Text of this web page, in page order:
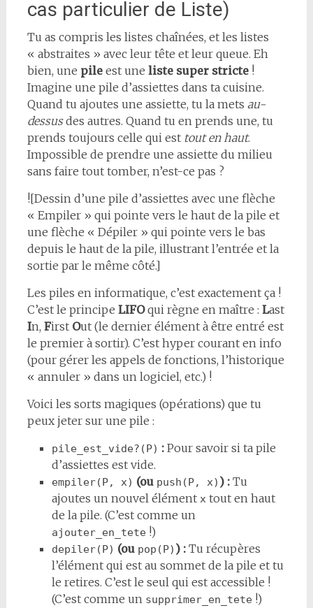
cas particulier de Liste)
Tu as compris les listes chaînées, et les listes
« abstraites » avec leur tête et leur queue. Eh
bien, une pileest une liste super stricte!
Imagine une pile d’assiettes dans ta cuisine.
Quand tu ajoutes une assiette, tu la mets au-
dessusdes autres. Quand tu en prends une, tu
prends toujours celle qui est tout en haut.
Impossible de prendre une assiette du milieu
sans faire tout tomber, n’est-ce pas ?
![Dessin d’une pile d’assiettes avec une flèche
« Empiler » qui pointe vers le haut de la pile et
une flèche « Dépiler » qui pointe vers le bas
depuis le haut de la pile, illustrant l’entrée et la
sortie par le même côté.]
Les piles en informatique, c’est exactement ça !
C’est le principe LIFOqui règne en maître : Last
In, First Out (le dernier élément à être entré est
le premier à sortir). C’est hyper courant en info
(pour gérer les appels de fonctions, l’historique
« annuler » dans un logiciel, etc.) !
Voici les sorts magiques (opérations) que tu
peux jeter sur une pile :
pile_est_vide?(P) :Pour savoir si ta pile
d’assiettes est vide.
empiler(P, x) (ou push(P, x) ) :Tu
ajoutes un nouvel élément xtout en haut
de la pile. (C’est comme un
ajouter_en_tete!)
depiler(P) (ou pop(P) ) :Tu récupères
l’élément qui est au sommet de la pile et tu
le retires. C’est le seul qui est accessible !
(C’est comme un supprimer_en_tete!)